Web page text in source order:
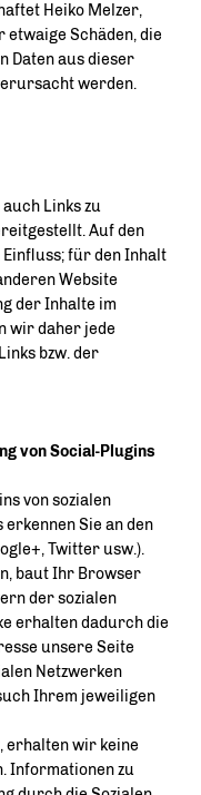
Heiko Melzer,
Schäden, die
Daten aus dieser
werden.
Links zu
Auf den
für den Inhalt
Website
der Inhalte im
wir daher jede
bzw. der
von Social-Plugins
von sozialen
erkennen Sie an den
Twitter usw.).
baut Ihr Browser
der sozialen
erhalten dadurch die
unsere Seite
Netzwerken
Ihrem jeweiligen
erhalten wir keine
Informationen zu